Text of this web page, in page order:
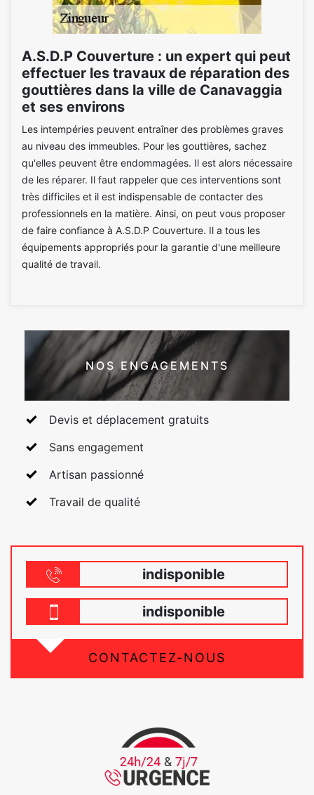
A.S.D.P Couverture : un expert qui peut
effectuer les travaux de réparation des
gouttières dans la ville de Canavaggia
et ses environs
Les intempéries peuvent entraîner des problèmes graves
au niveau des immeubles. Pour les gouttières, sachez
qu'elles peuvent être endommagées. Il est alors nécessaire
de les réparer. Il faut rappeler que ces interventions sont
très difficiles et il est indispensable de contacter des
professionnels en la matière. Ainsi, on peut vous proposer
de faire confiance à A.S.D.P Couverture. Il a tous les
équipements appropriés pour la garantie d'une meilleure
qualité de travail.
NOS ENGAGEMENTS
Devis et déplacement gratuits
Sans engagement
Artisan passionné
Travail de qualité
indisponible
indisponible
CONTACTEZ-NOUS